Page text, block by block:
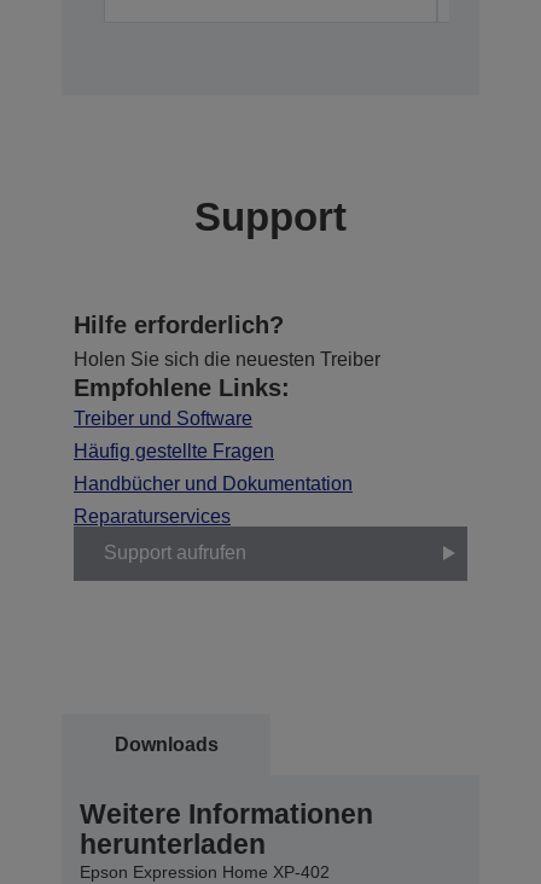
Support
Hilfe erforderlich?
Holen Sie sich die neuesten Treiber
Empfohlene Links:
Treiber und Software
Häufig gestellte Fragen
Handbücher und Dokumentation
Reparaturservices
Support aufrufen
Downloads
Weitere Informationen
herunterladen
Epson Expression Home XP-402